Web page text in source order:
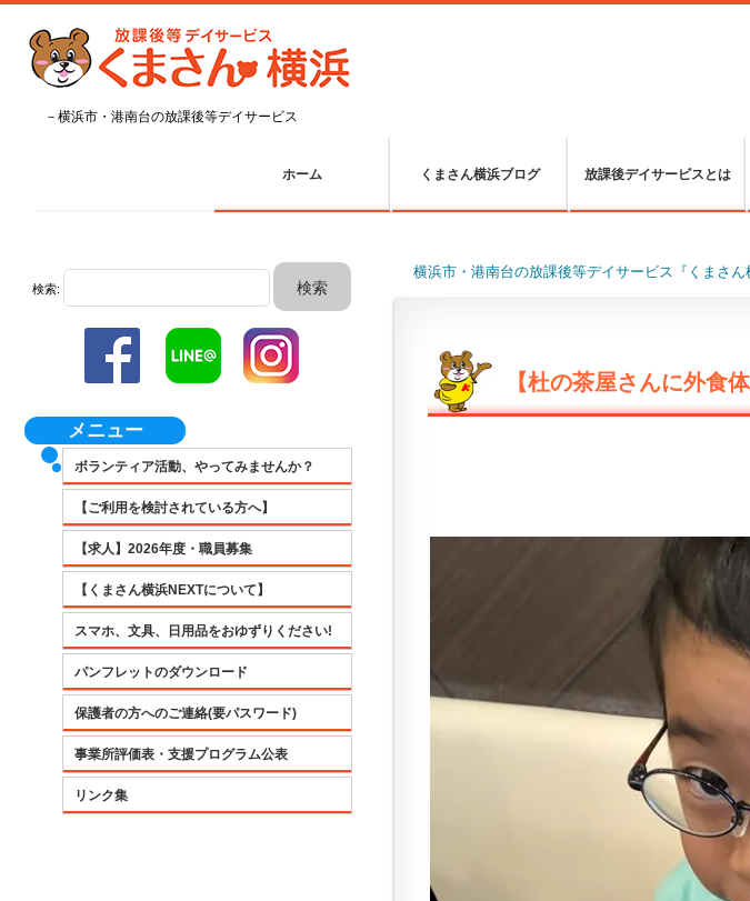
－横浜市・港南台の放課後等デイサービス
ホーム くまさん横浜ブログ 放課後デイサービスとは
検索:
メニュー
ボランティア活動、やってみませんか？
【ご利用を検討されている方へ】
【求人】2026年度・職員募集
【くまさん横浜NEXTについて】
スマホ、文具、日用品をおゆずりください!
パンフレットのダウンロード
保護者の方へのご連絡(要パスワード)
事業所評価表・支援プログラム公表
リンク集
横浜市・港南台の放課後等デイサービス『くまさん
【杜の茶屋さんに外食